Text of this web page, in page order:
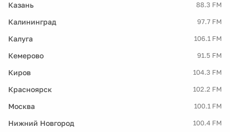
Казань 88.3 FM
Калининград 97.7 FM
Калуга 106.1 FM
Кемерово 91.5 FM
Киров 104.3 FM
Красноярск 102.2 FM
Москва 100.1 FM
Нижний Новгород 100.4 FM